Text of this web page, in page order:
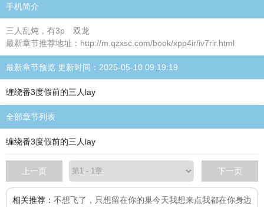
手机简介
三人乱炖，有3p 双龙
最新章节推荐地址：http://m.qzxsc.com/book/xpp4ir/iv7rir.html
最新章节预览 更新时间：2025-05-10 09:19:19
缠绕番3度假前的三人lay
全部章节列表
缠绕番3度假前的三人lay
上一页 下一页
相关推荐： 不想飞了，只想留在你的巢今天我想来点我都在你身边